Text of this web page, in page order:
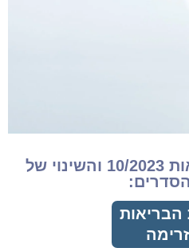
עיקרי רפורמת הבריאות 10/2023 והשינוי של
הבריאות